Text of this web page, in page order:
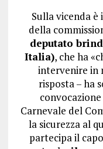
Sulla vicenda
della
deputato
Italia), che ha
intervenire in
risposta – ha
Carnevale del
la sicurezza al
partecipa il